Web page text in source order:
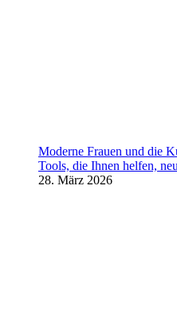
Moderne Frauen und die
Tools, die Ihnen helfen,
28. März 2026